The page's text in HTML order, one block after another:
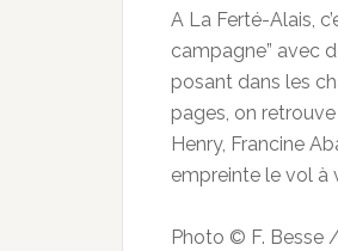
A La Ferté-Alais,
campagne” avec
posant dans les
pages, on
Henry, Francine
empreinte le vol
Photo © F. Besse